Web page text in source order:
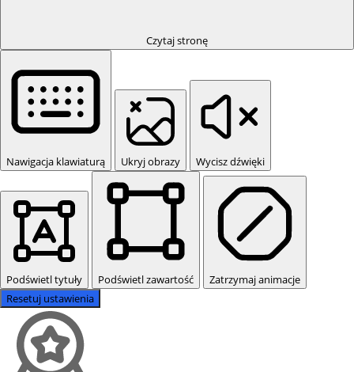
Czytaj stronę
Nawigacja klawiaturą Ukryj obrazy Wycisz dźwięki
Podświetl tytuły Podświetl zawartość
Zatrzymaj animacje
Resetuj ustawienia